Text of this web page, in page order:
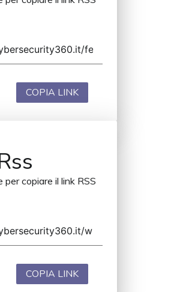
COPIA LINK
per copiare il link RSS
COPIA LINK